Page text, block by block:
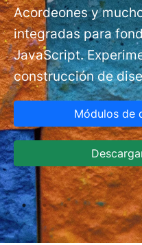
Acordeones y
integradas para
JavaScript.
construcción de
Módulos de